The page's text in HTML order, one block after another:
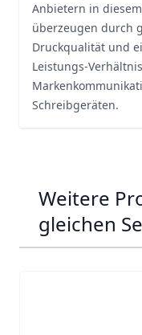
Anbietern in
überzeugen durch
Druckqualität und
Leistungs-
Schreibgeräten.
Weitere
gleichen